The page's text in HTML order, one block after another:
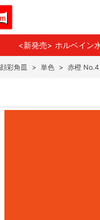
<新発売> ホルベイン
顔彩角皿 > 単色 > 赤橙